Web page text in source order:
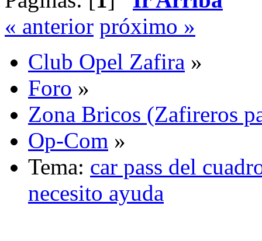
« anterior próximo »
Club Opel Zafira »
Foro »
Zona Bricos (Zafireros
Op-Com »
Tema: car pass del
necesito ayuda